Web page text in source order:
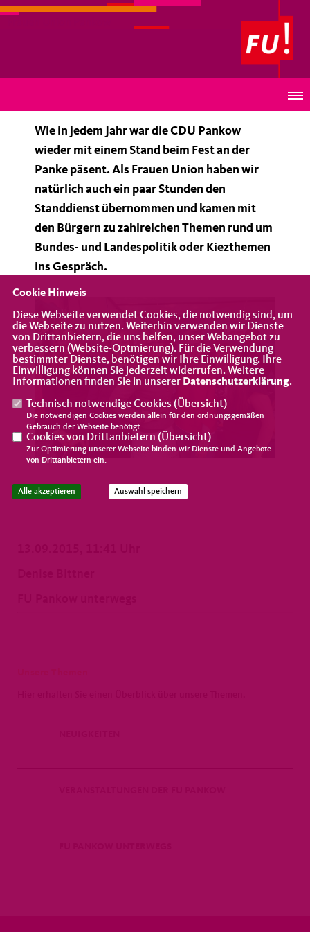
Wie in jedem Jahr war die CDU Pankow
wieder mit einem Stand beim Fest an der
Panke päsent. Als Frauen Union haben wir
natürlich auch ein paar Stunden den
Standdienst übernommen und kamen mit
den Bürgern zu zahlreichen Themen rund um
Bundes- und Landespolitik oder Kiezthemen
ins Gespräch.
Cookie Hinweis
Diese Webseite verwendet Cookies, die notwendig sind, um
die Webseite zu nutzen. Weiterhin verwenden wir Dienste
von Drittanbietern, die uns helfen, unser Webangebot zu
verbessern (Website-Optmierung). Für die Verwendung
bestimmter Dienste, benötigen wir Ihre Einwilligung. Ihre
Einwilligung können Sie jederzeit widerrufen. Weitere
Informationen finden Sie in unserer Datenschutzerklärung.
Technisch notwendige Cookies (Übersicht)
Die notwendigen Cookies werden allein für den ordnungsgemäßen
Gebrauch der Webseite benötigt.
Cookies von Drittanbietern (Übersicht)
Zur Optimierung unserer Webseite binden wir Dienste und Angebote
von Drittanbietern ein.
Alle akzeptieren Auswahl speichern